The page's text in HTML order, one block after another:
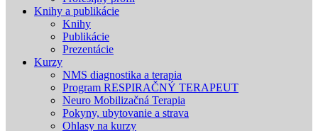
Knihy a publikácie
Knihy
Publikácie
Prezentácie
Kurzy
NMS diagnostika a terapia
Program RESPIRAČNÝ TERAPEUT
Neuro Mobilizačná Terapia
Pokyny, ubytovanie a strava
Ohlasy na kurzy